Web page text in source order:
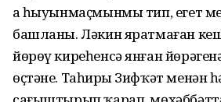
аҙ һыуынмаҫмынмы тип, егет
башланы. Ләкин яратмаған
йөрөү киреһенсә янған
өҫтәне. Таһирҙы Зифҡәт менән